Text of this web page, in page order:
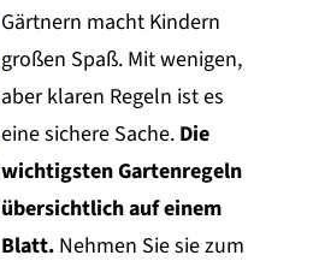
Gärtnern macht Kindern
großen Spaß. Mit wenigen,
aber klaren Regeln ist es
eine sichere Sache. Die
wichtigsten Gartenregeln
übersichtlich auf einem
Blatt. Nehmen Sie sie zum